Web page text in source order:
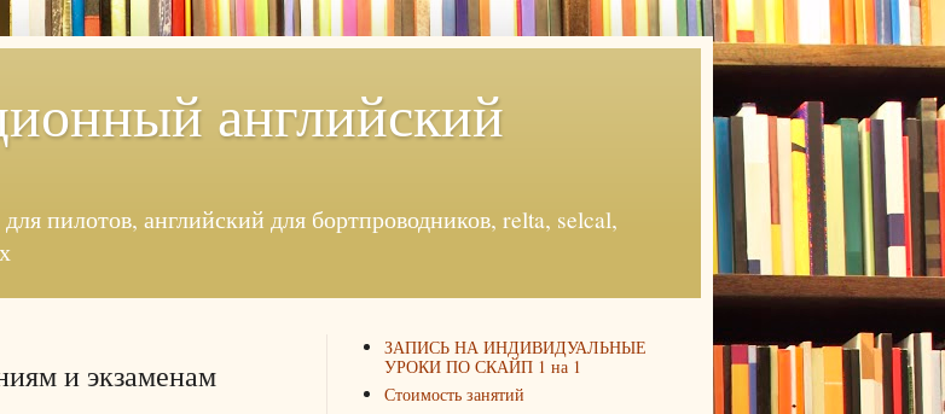
английский
пилотов, английский для бортпроводников, relta, selcal,
и экзаменам
ЗАПИСЬ НА ИНДИВИДУАЛЬНЫЕ
УРОКИ ПО СКАЙП 1 на 1
Стоимость занятий